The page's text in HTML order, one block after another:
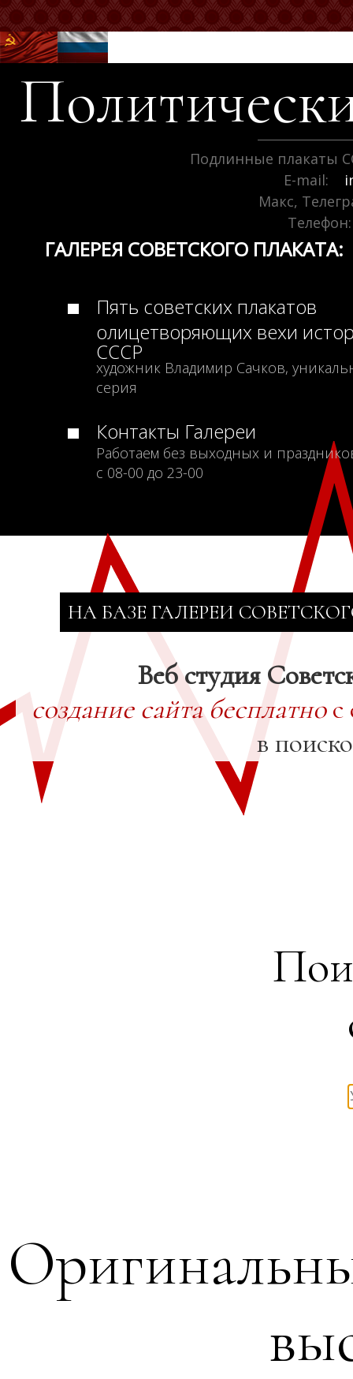
Подлинные плакаты
E-mail:
Макс,
Телефон:
ГАЛЕРЕЯ СОВЕТСКОГО ПЛАКАТА:
Пять советских плакатов
олицетворяющих вехи
СССР
художник Владимир Сачков,
серия
Контакты Галереи
Работаем без выходных и
с 08-00 до 23-00
НА БАЗЕ ГАЛЕРЕИ
Веб студия
создание сайта бесплатнос
в